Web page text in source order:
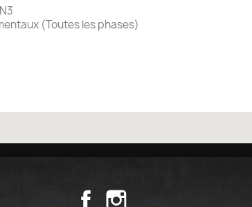
(Toutes les phases)
Facebook